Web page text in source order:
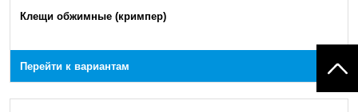
Клещи обжимные (кримпер)
Перейти к вариантам